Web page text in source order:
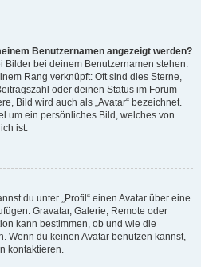
Benutzernamen angezeigt werden?
Bilder bei deinem Benutzernamen stehen.
Rang verknüpft: Oft sind dies Sterne,
oder deinen Status im Forum
Bild wird auch als „Avatar“ bezeichnet.
um ein persönliches Bild, welches von
ist.
du unter „Profil“ einen Avatar über eine
Gravatar, Galerie, Remote oder
kann bestimmen, ob und wie die
Wenn du keinen Avatar benutzen kannst,
kontaktieren.